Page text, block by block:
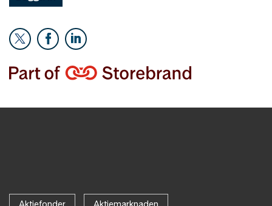
Aktiefonder Aktiemarknaden